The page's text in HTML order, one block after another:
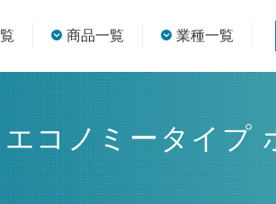
商品一覧 業種一覧
コノミータイプ